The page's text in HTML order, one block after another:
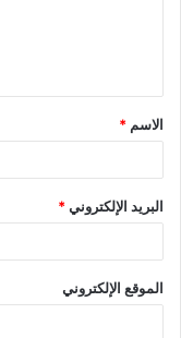
الاسم *
البريد الإلكتروني*
الموقع الإلكتروني